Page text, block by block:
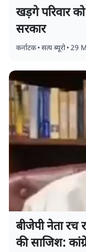
खड़गे परिवार
सरकार
कर्नाटक•सत्य ब्यूरो•29
बीजेपी नेता रच
की साजिश: